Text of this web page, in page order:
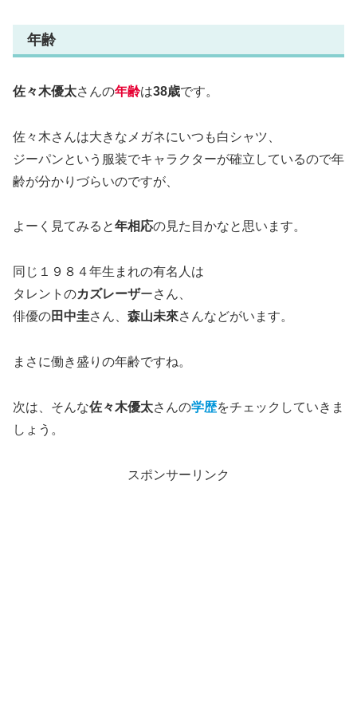
年齢
佐々木優太さんの年齢は38歳です。
佐々木さんは大きなメガネにいつも白シャツ、
ジーパンという服装でキャラクターが確立しているので年
齢が分かりづらいのですが、
よーく見てみると年相応の見た目かなと思います。
同じ１９８４年生まれの有名人は
タレントのカズレーザーさん、
俳優の田中圭さん、 森山未來さんなどがいます。
まさに働き盛りの年齢ですね。
次は、そんな佐々木優太さんの学歴をチェックしていきま
しょう。
スポンサーリンク